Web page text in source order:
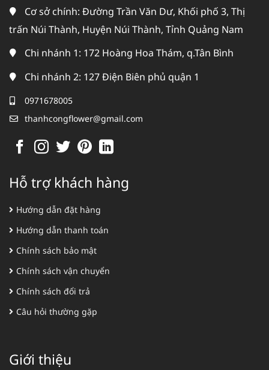
Cơ sở chính: Đường Trần Văn Dư, Khối phố 3, Thị
trấn Núi Thành, Huyện Núi Thành, Tỉnh Quảng Nam
Chi nhánh 1: 172 Hoàng Hoa Thám, q.Tân Bình
Chi nhánh 2: 127 Điện Biên phủ quận 1
0971678005
thanhcongflower@gmail.com
Hỗ trợ khách hàng
Hướng dẫn đặt hàng
Hướng dẫn thanh toán
Chính sách bảo mật
Chính sách vận chuyển
Chính sách đổi trả
Câu hỏi thường gặp
Giới thiệu